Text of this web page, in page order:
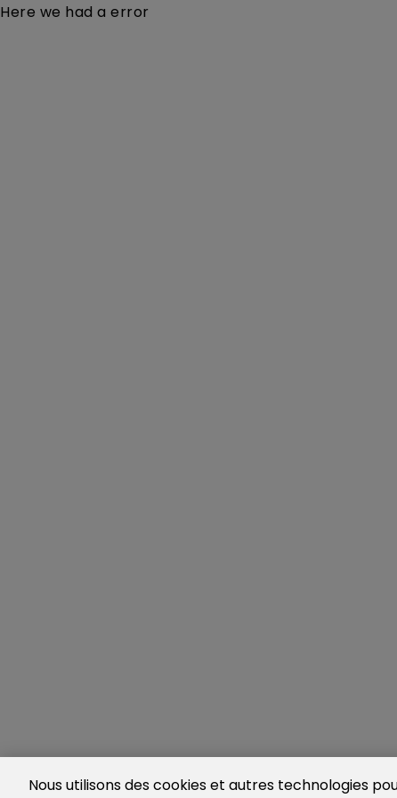
Here we had a error
Nous utilisons des cookies et autres technologies